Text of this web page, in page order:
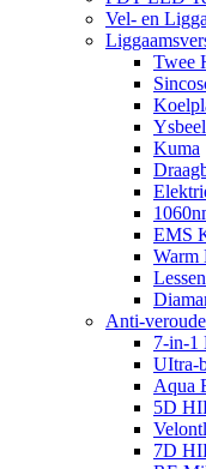
Vel- en
Twee
Kuma
EMS
Warm
Anti-
7-in-1
UItra-
Aqua
5D
7D